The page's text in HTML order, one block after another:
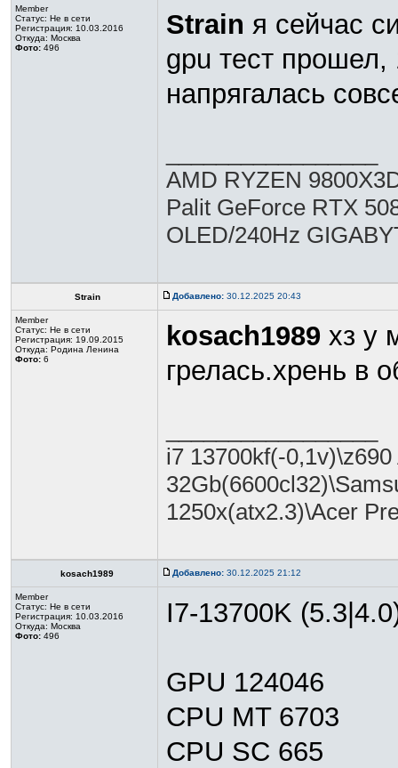
Member
Статус: Не в сети
Регистрация: 10.03.2016
Откуда: Москва
Фото: 496
Strain я сейчас
gpu тест
напрягалась
AMD RYZEN
Palit GeForce RTX
OLED/240Hz
Strain Добавлено: 30.12.2025 20:43
Member
Статус: Не в сети
Регистрация: 19.09.2015
Откуда: Родина Ленина
Фото: 6
kosach1989 хз у
грелась.хрень в
i7 13700kf(-
1250х(atx2.3)\Acer
kosach1989 Добавлено: 30.12.2025 21:12
Member
Статус: Не в сети
Регистрация: 10.03.2016
Откуда: Москва
Фото: 496
I7-13700K
GPU 124046
CPU MT 6703
CPU SC 665